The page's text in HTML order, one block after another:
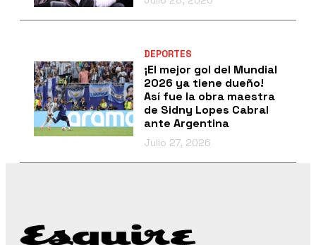
DEPORTES
¡El mejor gol del Mundial
2026 ya tiene dueño!
Así fue la obra maestra
de Sidny Lopes Cabral
ante Argentina
Julio 27, 2026